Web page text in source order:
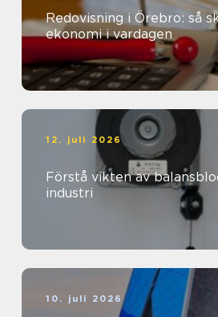
Redovisning i Örebro: så
ekonomi i vardagen
12. juli 2026
Förstå vikten av
industri
10. juli 2026